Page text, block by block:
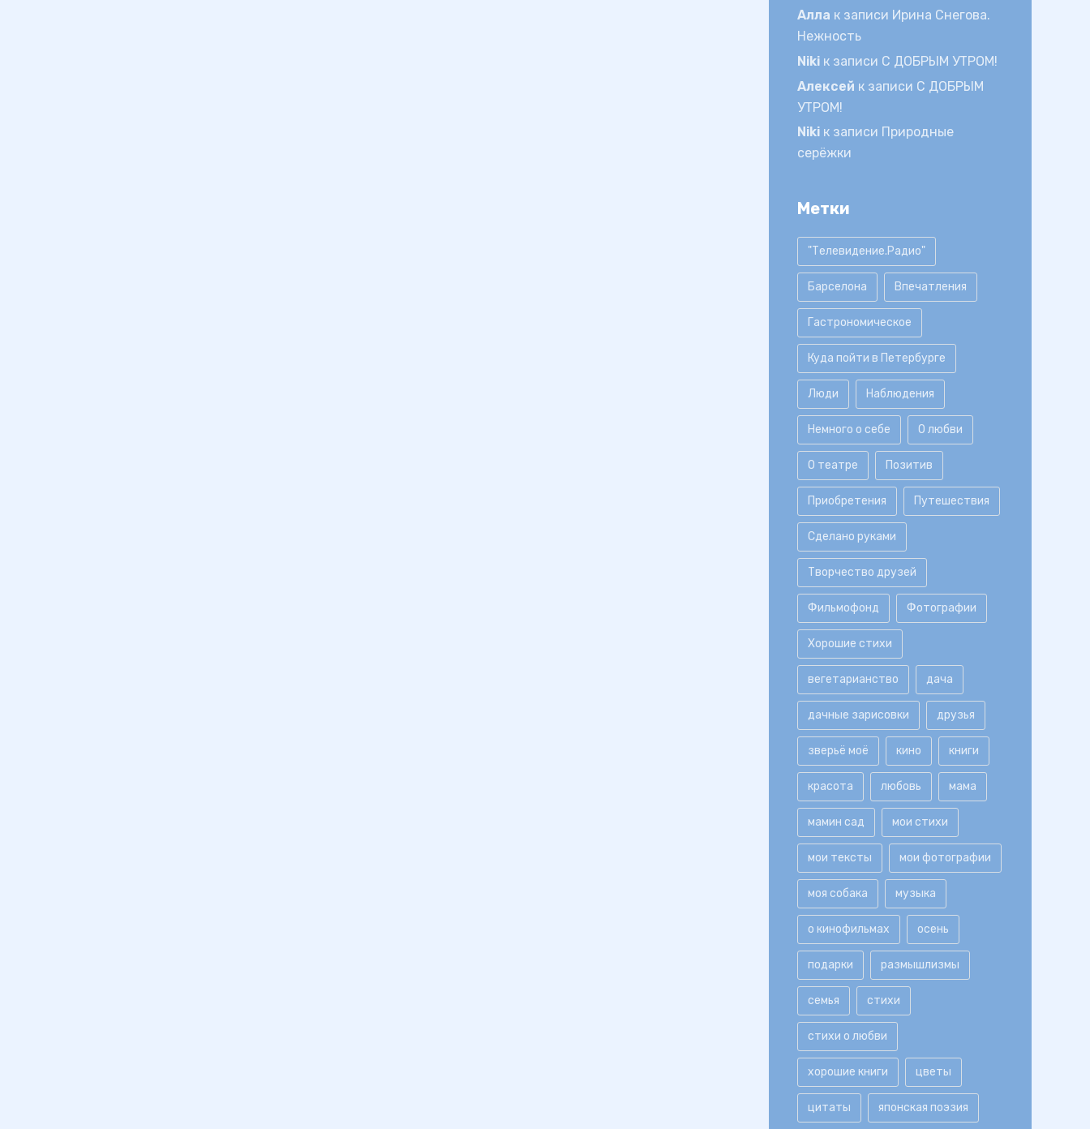
Алла к записи Ирина Снегова.
Нежность
Niki к записи С ДОБРЫМ УТРОМ!
Алексей к записи С ДОБРЫМ
УТРОМ!
Niki к записи Природные
серёжки
Метки
"Телевидение.Радио"
Барселона Впечатления
Гастрономическое
Куда пойти в Петербурге
Люди Наблюдения
Немного о себе О любви
О театре Позитив
Приобретения Путешествия
Сделано руками
Творчество друзей
Фильмофонд Фотографии
Хорошие стихи
вегетарианство дача
дачные зарисовки друзья
зверьё моё кино книги
красота любовь мама
мамин сад мои стихи
мои тексты мои фотографии
моя собака музыка
о кинофильмах осень
подарки размышлизмы
семья стихи
стихи о любви
хорошие книги цветы
цитаты японская поэзия